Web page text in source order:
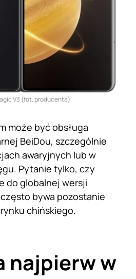
V3 (fot. producenta)
może być obsługa
BeiDou, szczególnie
awaryjnych lub w
Pytanie tylko, czy
do globalnej wersji
bywa pozostanie
chińskiego.
najpierw w